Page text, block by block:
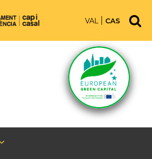
VAL CAS